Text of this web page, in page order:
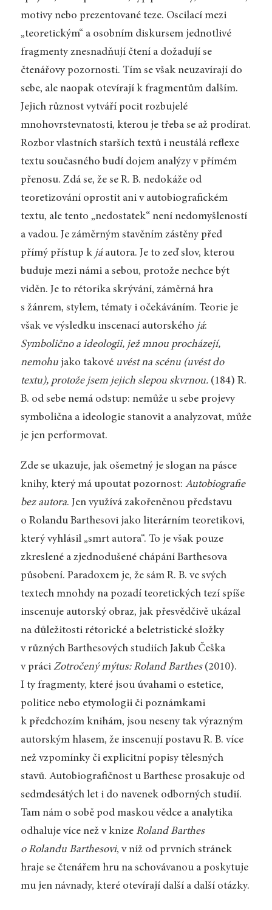
motivy nebo prezentované teze. Oscilací mezi
„teoretickým“ a osobním diskursem jednotlivé
fragmenty znesnadňují čtení a dožadují se
čtenářovy pozornosti. Tím se však neuzavírají do
sebe, ale naopak otevírají k fragmentům dalším.
Jejich různost vytváří pocit rozbujelé
mnohovrstevnatosti, kterou je třeba se až prodírat.
Rozbor vlastních starších textů i neustálá reflexe
textu současného budí dojem analýzy v přímém
přenosu. Zdá se, že se R. B. nedokáže od
teoretizování oprostit ani v autobiografickém
textu, ale tento „nedostatek“ není nedomyšleností
a vadou. Je záměrným stavěním zástěny před
přímý přístup k jáautora. Je to zeď slov, kterou
buduje mezi námi a sebou, protože nechce být
viděn. Je to rétorika skrývání, záměrná hra
s žánrem, stylem, tématy i očekáváním. Teorie je
však ve výsledku inscenací autorského já:
Symbolično a ideologii, jež mnou procházejí,
nemohujako takové uvést na scénu (uvést do
textu), protože jsem jejich slepou skvrnou.(184) R.
B. od sebe nemá odstup: nemůže u sebe projevy
symbolična a ideologie stanovit a analyzovat, může
je jen performovat.
Zde se ukazuje, jak ošemetný je slogan na pásce
knihy, který má upoutat pozornost: Autobiografie
bez autora. Jen využívá zakořeněnou představu
o Rolandu Barthesovi jako literárním teoretikovi,
který vyhlásil „smrt autora“. To je však pouze
zkreslené a zjednodušené chápání Barthesova
působení. Paradoxem je, že sám R. B. ve svých
textech mnohdy na pozadí teoretických tezí spíše
inscenuje autorský obraz, jak přesvědčivě ukázal
na důležitosti rétorické a beletristické složky
v různých Barthesových studiích Jakub Češka
v práci Zotročený mýtus: Roland Barthes(2010).
I ty fragmenty, které jsou úvahami o estetice,
politice nebo etymologii či poznámkami
k předchozím knihám, jsou neseny tak výrazným
autorským hlasem, že inscenují postavu R. B. více
než vzpomínky či explicitní popisy tělesných
stavů. Autobiografičnost u Barthese prosakuje od
sedmdesátých let i do navenek odborných studií.
Tam nám o sobě pod maskou vědce a analytika
odhaluje více než v knize Roland Barthes
o Rolandu Barthesovi, v níž od prvních stránek
hraje se čtenářem hru na schovávanou a poskytuje
mu jen návnady, které otevírají další a další otázky.